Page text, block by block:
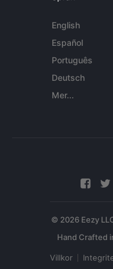
English
Español
Português
Deutsch
Mer...
© 2026 Eezy
Villkor